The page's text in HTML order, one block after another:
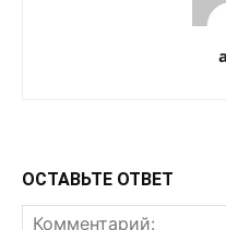
ОСТАВЬТЕ ОТВЕТ